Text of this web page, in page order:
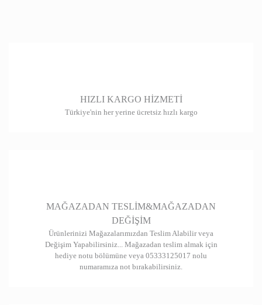
Ürün fiyatı diğer sitelerden daha pahalı.
Gönder
HIZLI KARGO HİZMETİ
Türkiye'nin her yerine ücretsiz hızlı kargo
MAĞAZADAN TESLİM&MAĞAZADAN
DEĞİŞİM
Ürünlerinizi Mağazalarımızdan Teslim Alabilir veya
Değişim Yapabilirsiniz... Mağazadan teslim almak için
hediye notu bölümüne veya 05333125017 nolu
numaramıza not bırakabilirsiniz.